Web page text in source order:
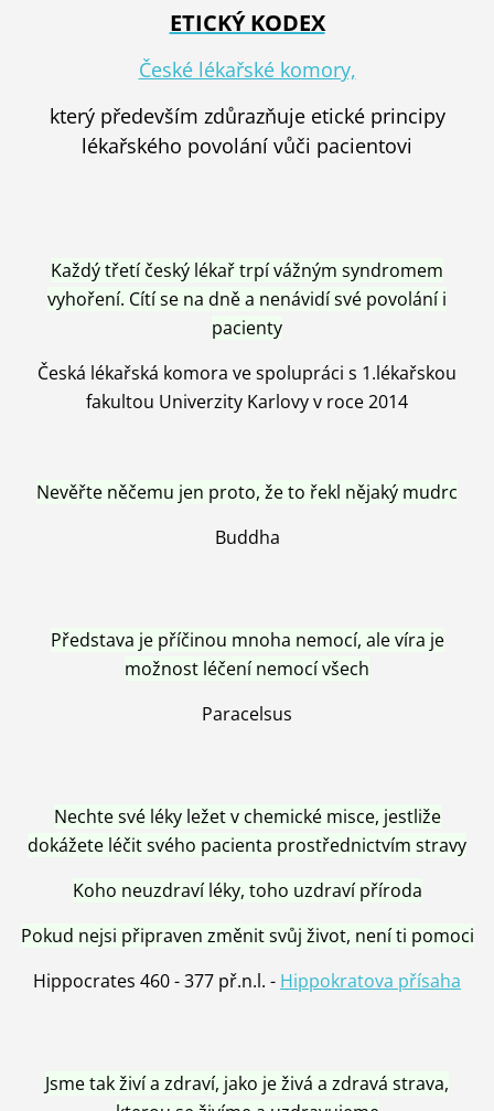
ETICKÝ KODEX
České lékařské komory,
který především zdůrazňuje etické principy
lékařského povolání vůči pacientovi
Každý třetí český lékař trpí vážným syndromem
vyhoření. Cítí se na dně a nenávidí své povolání i
pacienty
Česká lékařská komora ve spolupráci s 1.lékařskou
fakultou Univerzity Karlovy v roce 2014
Nevěřte něčemu jen proto, že to řekl nějaký mudrc
Buddha
Představa je příčinou mnoha nemocí, ale víra je
možnost léčení nemocí všech
Paracelsus
Nechte své léky ležet v chemické misce, jestliže
dokážete léčit svého pacienta prostřednictvím stravy
Koho neuzdraví léky, toho uzdraví příroda
Pokud nejsi připraven změnit svůj život, není ti pomoci
Hippocrates 460 - 377 př.n.l. - Hippokratova přísaha
Jsme tak živí a zdraví, jako je živá a zdravá strava,